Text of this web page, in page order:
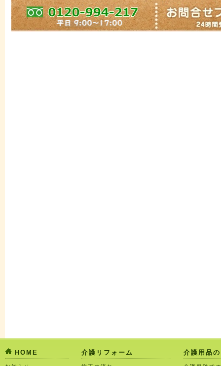
HOME 介護リフォーム 介護用品